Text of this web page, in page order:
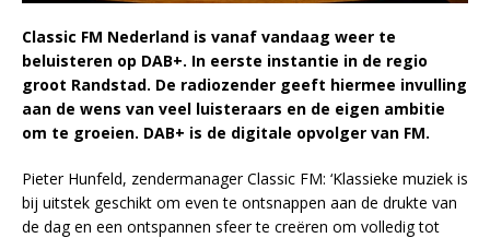
Classic FM Nederland is vanaf vandaag weer te
beluisteren op DAB+. In eerste instantie in de regio
groot Randstad. De radiozender geeft hiermee invulling
aan de wens van veel luisteraars en de eigen ambitie
om te groeien. DAB+ is de digitale opvolger van FM.
Pieter Hunfeld, zendermanager Classic FM: ‘Klassieke muziek is
bij uitstek geschikt om even te ontsnappen aan de drukte van
de dag en een ontspannen sfeer te creëren om volledig tot